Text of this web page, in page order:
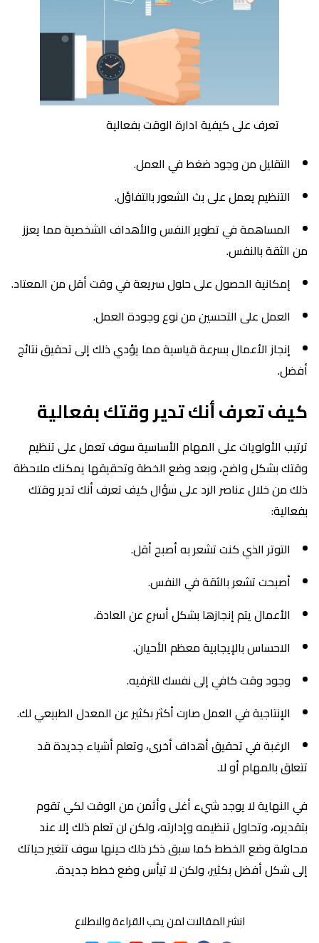
تعرف على كيفية ادارة الوقت بفعالية
التقليل من وجود ضغط في العمل.
التنظيم يعمل على بث الشعور بالتفاؤل.
المساهمة في تطوير النفس والأهداف الشخصية مما يعزز
من الثقة بالنفس.
إمكانية الحصول على حلول سريعة في وقت أقل من المعتاد.
العمل على التحسين من نوع وجودة العمل.
إنجاز الأعمال بسرعة قياسية مما يؤدي ذلك إلى تحقيق نتائج
أفضل.
كيف تعرف أنك تدير وقتك بفعالية
ترتيب الأولويات على المهام الأساسية سوف تعمل على تنظيم
وقتك بشكل واضح، وبعد وضع الخطة وتحقيقها يمكنك ملاحظة
ذلك من خلال عناصر الرد على سؤال كيف تعرف أنك تدير وقتك
بفعالية:
التوتر الذي كنت تشعر به أصبح أقل.
أصبحت تشعر بالثقة في النفس.
الأعمال يتم إنجازها بشكل أسرع عن العادة.
الاحساس بالإيجابية معظم الأحيان.
وجود وقت كافي إلى نفسك للترفيه.
الإنتاجية في العمل صارت أكثر بكثير عن المعدل الطبيعي لك.
الرغبة في تحقيق أهداف أخرى، وتعلم أشياء جديدة قد
تتعلق بالمهام أو لا.
في النهاية لا يوجد شيء أغلى وأثمن من الوقت لكي تقوم
بتقديره، وتحاول تنظيمه وإدارته، ولكن لن تعلم ذلك إلا عند
محاولة وضع الخطط كما سبق ذكر ذلك حينها سوف تتغير حياتك
إلى شكل أفضل بكثير، ولكن لا تيأس وضع خطط جديدة.
انشر المقالات لمن يحب القراءة والاطلاع